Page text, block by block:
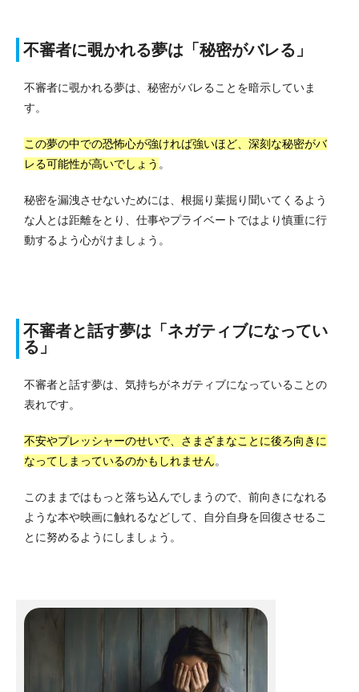
不審者に覗かれる夢は「秘密がバレる」
不審者に覗かれる夢は、秘密がバレることを暗示していま
す。
この夢の中での恐怖心が強ければ強いほど、深刻な秘密がバ
レる可能性が高いでしょう 。
秘密を漏洩させないためには、根掘り葉掘り聞いてくるよう
な人とは距離をとり、仕事やプライベートではより慎重に行
動するよう心がけましょう。
不審者と話す夢は「ネガティブになってい
る」
不審者と話す夢は、気持ちがネガティブになっていることの
表れです。
不安やプレッシャーのせいで、さまざまなことに後ろ向きに
なってしまっているのかもしれません。
このままではもっと落ち込んでしまうので、前向きになれる
ような本や映画に触れるなどして、自分自身を回復させるこ
とに努めるようにしましょう。